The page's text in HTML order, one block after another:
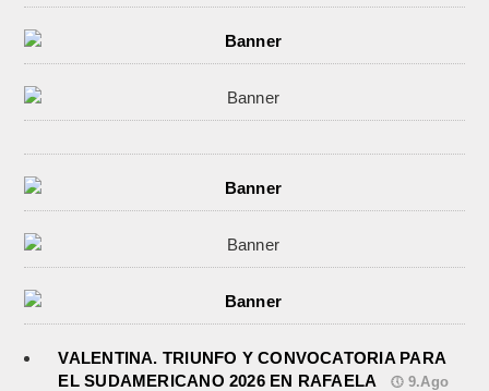
VALENTINA. TRIUNFO Y CONVOCATORIA PARA
EL SUDAMERICANO 2026 EN RAFAELA
9.Ago